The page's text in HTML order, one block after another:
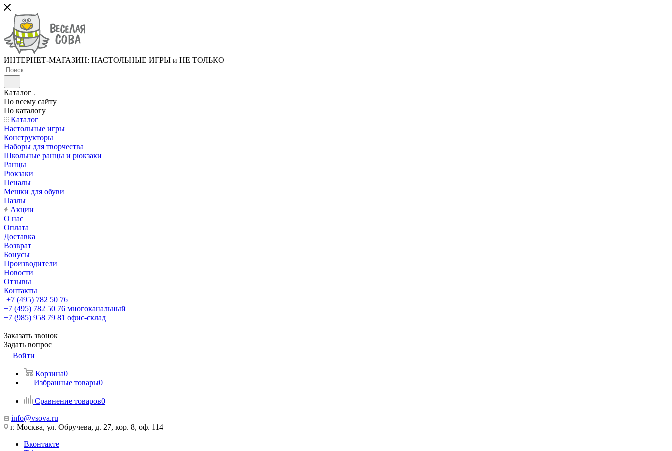
ИНТЕРНЕТ-МАГАЗИН: НАСТОЛЬНЫЕ ИГРЫ и НЕ ТОЛЬКО
Каталог
По всему сайту
По каталогу
Каталог
Настольные игры
Конструкторы
Наборы для творчества
Школьные ранцы и рюкзаки
Ранцы
Рюкзаки
Пеналы
Мешки для обуви
Пазлы
Акции
О нас
Оплата
Доставка
Возврат
Бонусы
Производители
Новости
Отзывы
Контакты
+7 (495) 782 50 76
+7 (495) 782 50 76 многоканальный
+7 (985) 958 79 81 офис-склад
Заказать звонок
Задать вопрос
Войти
Корзина0
Избранные товары0
Сравнение товаров0
info@vsova.ru
г. Москва, ул. Обручева, д. 27, кор. 8, оф. 114
Вконтакте